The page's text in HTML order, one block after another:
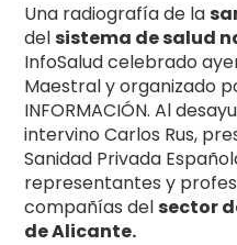
Una radiografía de la
delsistema de salud
InfoSalud celebrado
Maestral y organizado
INFORMACIÓN. Al
intervino Carlos Rus,
Sanidad Privada
representantes y
compañías delsector
de Alicante.